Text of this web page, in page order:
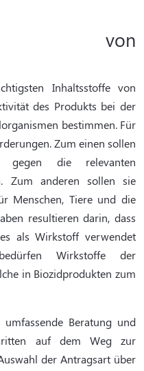
von
Inhaltsstoffe von
des Produkts bei der
bestimmen. Für
Zum einen sollen
die relevanten
Zum anderen sollen sie
Menschen, Tiere und die
resultieren darin, dass
als Wirkstoff verwendet
Wirkstoffe der
in Biozidprodukten zum
Beratung und
auf dem Weg zur
der Antragsart über